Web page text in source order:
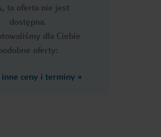
ta oferta nie jest
dostępna.
dla Ciebie
oferty:
inne ceny i terminy »